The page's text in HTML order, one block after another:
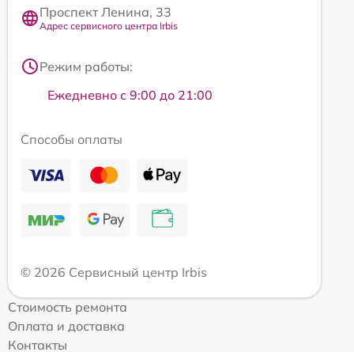
Проспект Ленина, 33
Адрес сервисного центра Irbis
Режим работы:
Ежедневно с 9:00 до 21:00
Способы оплаты
© 2026 Сервисный центр Irbis
Стоимость ремонта
Оплата и доставка
Контакты